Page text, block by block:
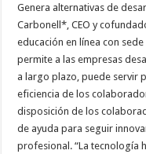
Genera alternativas de
Carbonell*, CEO y
educación en línea con
permite a las empresas
a largo plazo, puede servir
eficiencia de los
disposición de los
de ayuda para seguir
profesional. “La tecnología